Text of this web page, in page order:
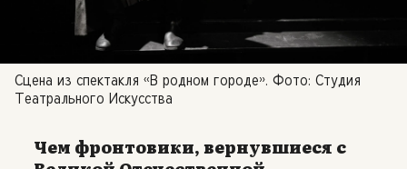
Сцена из спектакля «В родном городе». Фото: Студия
Театрального Искусства
Чем фронтовики, вернувшиеся с